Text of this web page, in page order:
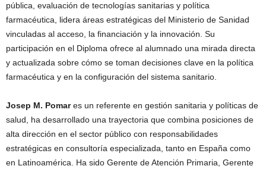
pública, evaluación de tecnologías sanitarias y política
farmacéutica, lidera áreas estratégicas del Ministerio de Sanidad
vinculadas al acceso, la financiación y la innovación. Su
participación en el Diploma ofrece al alumnado una mirada directa
y actualizada sobre cómo se toman decisiones clave en la política
farmacéutica y en la configuración del sistema sanitario.
Josep M. Pomares un referente en gestión sanitaria y políticas de
salud, ha desarrollado una trayectoria que combina posiciones de
alta dirección en el sector público con responsabilidades
estratégicas en consultoría especializada, tanto en España como
en Latinoamérica. Ha sido Gerente de Atención Primaria, Gerente